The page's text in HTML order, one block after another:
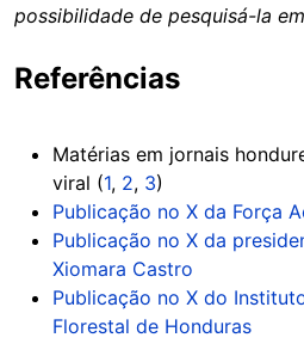
possibilidade de pesquisá-la
Referências
Matérias em jornais
viral (1, 2, 3)
Publicação no X da Força
Publicação no X da
Xiomara Castro
Publicação no X do
Florestal de Honduras